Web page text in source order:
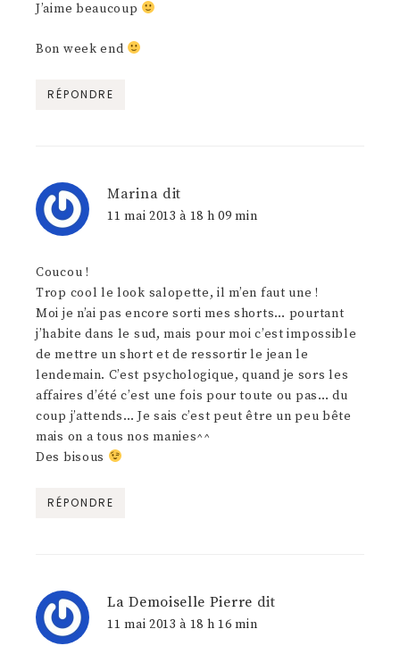
J’aime beaucoup
Bon week end
RÉPONDRE
Marina dit
11 mai 2013 à 18 h 09 min
Coucou !
Trop cool le look salopette, il m’en faut une !
Moi je n’ai pas encore sorti mes shorts… pourtant
j’habite dans le sud, mais pour moi c’est impossible
de mettre un short et de ressortir le jean le
lendemain. C’est psychologique, quand je sors les
affaires d’été c’est une fois pour toute ou pas… du
coup j’attends… Je sais c’est peut être un peu bête
mais on a tous nos manies^^
Des bisous
RÉPONDRE
La Demoiselle Pierre dit
11 mai 2013 à 18 h 16 min